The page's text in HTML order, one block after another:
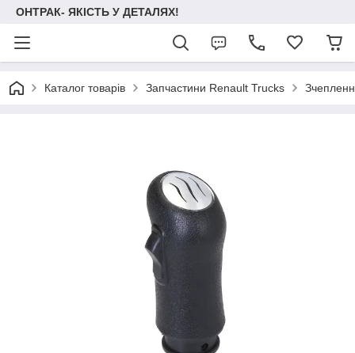
ОНТРАК- ЯКІСТЬ У ДЕТАЛЯХ!
Каталог товарів Запчастини Renault Trucks